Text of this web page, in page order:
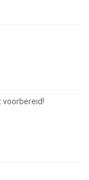
voorbereid!